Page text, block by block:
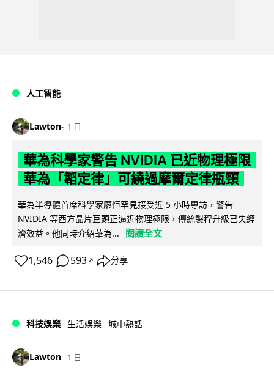
人工智能
Lawton 1 日
華為科學家警告 NVIDIA 已近物理極限
華為「韜定律」可繞過摩爾定律瓶頸
華為半導體首席科學家廖恒罕見接受近 5 小時專訪，警告
NVIDIA 等西方晶片巨頭正逼近物理極限，傳統製程升級已失經
濟效益。他同時介紹華為...
閱讀全文
1,546 593 ↗ 分享
科技娛樂 生活娛樂 城中熱話
Lawton 1 日